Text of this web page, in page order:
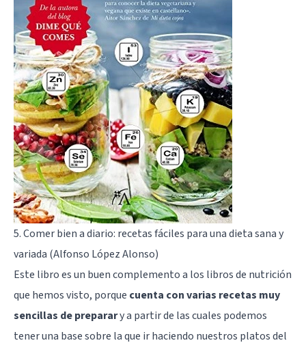
5. Comer bien a diario: recetas fáciles para una dieta sana y
variada (Alfonso López Alonso)
Este libro es un buen complemento a los libros de nutrición
que hemos visto, porque cuenta con varias recetas muy
sencillas de preparary a partir de las cuales podemos
tener una base sobre la que ir haciendo nuestros platos del